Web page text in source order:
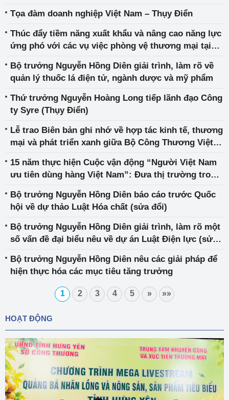
Tọa đàm doanh nghiệp Việt Nam – Thụy Điển
Thúc đẩy tiềm năng xuất khẩu và nâng cao năng lực
ứng phó với các vụ việc phòng vệ thương mại tại
Bộ trưởng Nguyễn Hồng Diên giải trình, làm rõ về
quản lý thuốc lá điện tử, ngành dược và mỹ phẩm
Thứ trưởng Nguyễn Hoàng Long tiếp lãnh đạo Công
ty Syre (Thụy Điển)
Lễ trao Biên bản ghi nhớ về hợp tác kinh tế, thương
mại và phát triển xanh giữa Bộ Công Thương Việt
15 năm thực hiện Cuộc vận động “Người Việt Nam
ưu tiên dùng hàng Việt Nam”: Đưa thị trường trong
chắc cho nền kinh tế
Bộ trưởng Nguyễn Hồng Diên báo cáo trước Quốc
hội về dự thảo Luật Hóa chất (sửa đổi)
Bộ trưởng Nguyễn Hồng Diên giải trình, làm rõ một
số vấn đề đại biểu nêu về dự án Luật Điện lực (sửa
Bộ trưởng Nguyễn Hồng Diên nêu các giải pháp để
hiện thực hóa các mục tiêu tăng trưởng
1 2 3 4 5 » »»
HOẠT ĐỘNG